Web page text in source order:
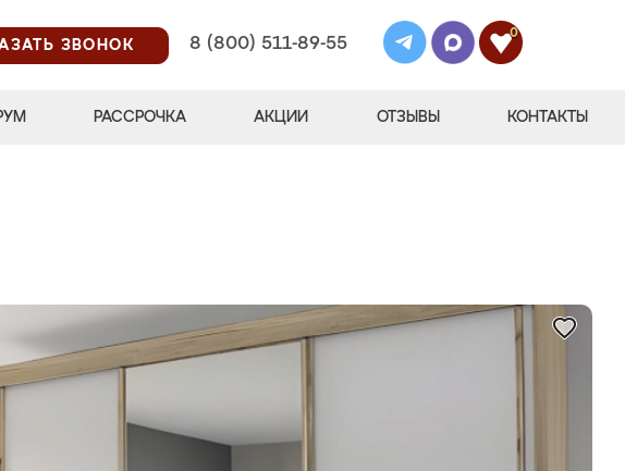
ЗВОНОК
8 (800) 511-89-55
0
РАССРОЧКА АКЦИИ ОТЗЫВЫ КОНТАКТЫ